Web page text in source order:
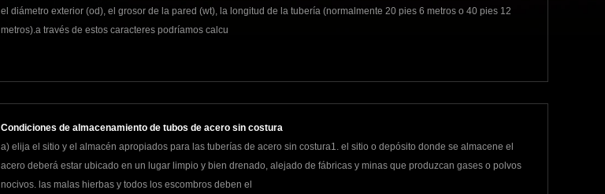
el diámetro exterior (od), el grosor de la pared (wt), la longitud de la tubería (normalmente 20 pies 6 metros o 40 pies 12
metros).a través de estos caracteres podríamos calcu
Condiciones de almacenamiento de tubos de acero sin costura
a) elija el sitio y el almacén apropiados para las tuberías de acero sin costura1. el sitio o depósito donde se almacene el
acero deberá estar ubicado en un lugar limpio y bien drenado, alejado de fábricas y minas que produzcan gases o polvos
nocivos. las malas hierbas y todos los escombros deben el